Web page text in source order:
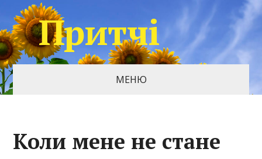
Притчі
МЕНЮ
Коли мене не стане